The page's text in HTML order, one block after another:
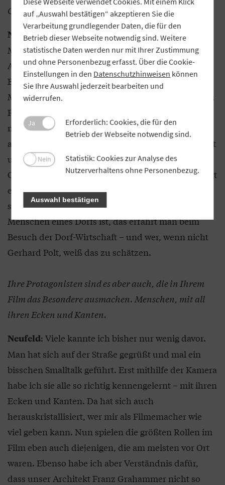
Gerhard Polt zustande?
Neufeld: Ein wenig über Umwege, letztlich hat es
Michael Well von den Well-Brüdern eingefädelt.
Auch Rudolf Neumaier (Geschäftsführer des
Bayerischen Landesvereins für Heimatpflege in
München, Anmerkung der Redaktion), der auch im
Film vorkommt, hatte bei ihm vorgefühlt und für
mich gebürgt. Gerhard Polt gibt wenig Interviews,
aber das Thema Wirtshaussterben ist ihm sehr ernst
und liegt ihm am Herzen. Denn genau in diesen
Gaststuben sitzen Polts Protagonisten. Das mag jetzt
ein wenig plakativ klingen, aber im Wirtshaus spielt
sich das echte Leben ab. Wie der Habitus von den
Menschen eines Dorfs ist, das erfährt man beim
Besuch der Dorf-Wirtschaft – und wer, wenn nicht
Gerhard Polt, weiß das zu schätzen.
Ihre Protagonisten sind es aber auch, die in Ihrem
Film das Besondere ausmachen. Menschen, mit all
ihren Ecken und Kanten.
Neufeld: Viele kannte ich bisher nur wenig davor.
Man hat sich auf der Straße gegrüßt und mal ein
bisschen Smalltalk geführt. Erst mithilfe der Kamera
habe ich sie alle so richtig kennengelernt – mit ihren
Ecken und Kanten. Da hat sich auch
herauskristallisiert, wer mir als Filmemacher wie
viel geben kann. Nun spielen die größten Rollen im
Film eben auch diejenigen, die am meisten vor Ort
waren. Ebenso habe ich aber Verständnis dafür,
dass unser Architekt Franz Grahammer nicht so
auf „Auswahl bestätigen“ akzeptieren Sie die
Verarbeitung grundlegender Daten, die für den
Betrieb dieser Webseite notwendig sind. Weitere
statistische Daten werden nur mit Ihrer Zustimmung
und ohne Personenbezug erfasst. Über die Cookie-
Einstellungen in den Datenschutzhinweisen können
Sie Ihre Auswahl jederzeit bearbeiten und
widerrufen.
Ja
Erforderlich: Cookies, die für den
Betrieb der Webseite notwendig sind.
Nein
Statistik: Cookies zur Analyse des
Nutzerverhaltens ohne Personenbezug.
Auswahl bestätigen